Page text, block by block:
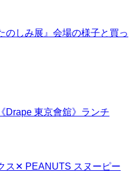
のしみ展』会場の様子と買っ
Drape 東京會舘》ランチ
ス✕ PEANUTS スヌーピー